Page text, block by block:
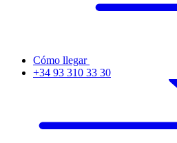
Cómo llegar
+34 93 310 33 30